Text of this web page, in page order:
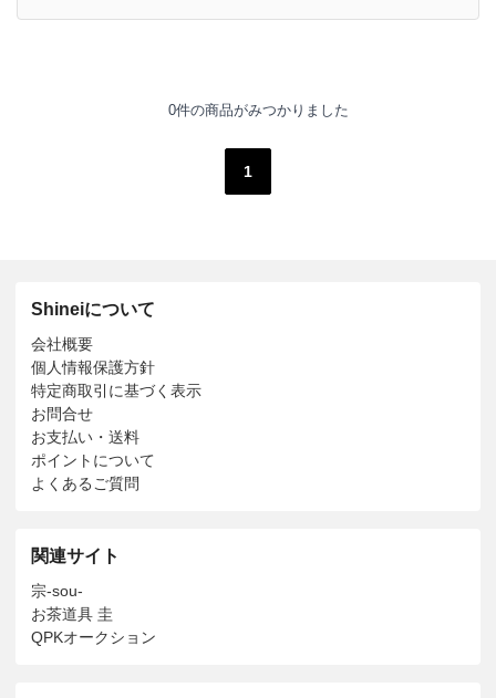
0件の商品がみつかりました
1
Shineiについて
会社概要
個人情報保護方針
特定商取引に基づく表示
お問合せ
お支払い・送料
ポイントについて
よくあるご質問
関連サイト
宗-sou-
お茶道具 圭
QPKオークション